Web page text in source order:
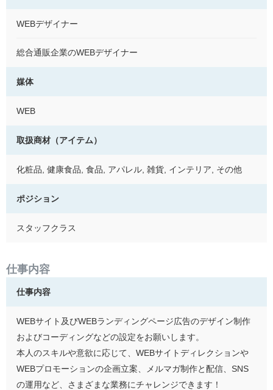
WEBデザイナー
総合通販企業のWEBデザイナー
媒体
WEB
取扱商材（アイテム）
化粧品, 健康食品, 食品, アパレル, 雑貨, インテリア, その他
ポジション
スタッフクラス
仕事内容
仕事内容
WEBサイト及びWEBランディングページ広告のデザイン制作
およびコーディングなどの設定をお願いします。
本人のスキルや意欲に応じて、WEBサイトディレクションや
WEBプロモーションの企画立案、メルマガ制作と配信、SNS
の運用など、さまざまな業務にチャレンジできます！